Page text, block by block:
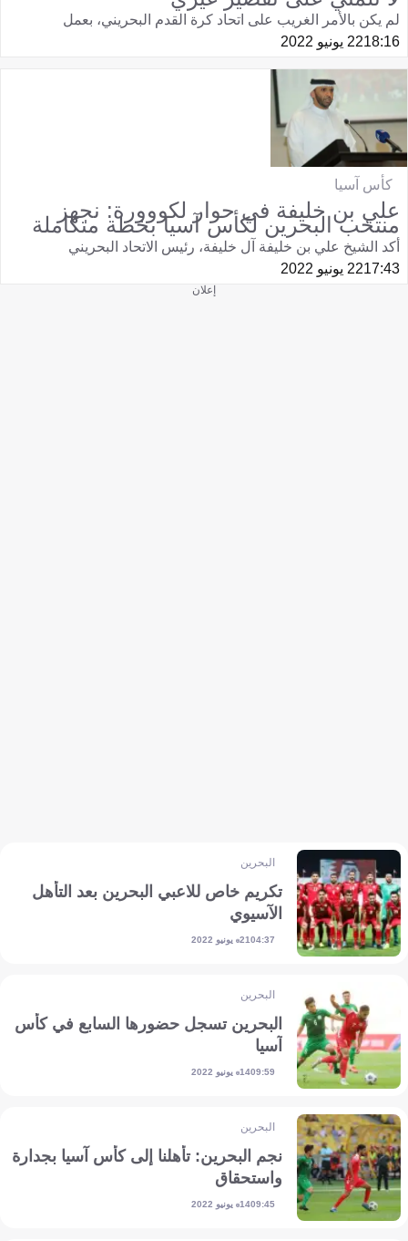
لم يكن بالأمر الغريب على اتحاد كرة القدم البحريني، بعمل
18:1622 يونيو 2022
كأس آسيا
علي بن خليفة في حوار لكووورة: نجهز
منتخب البحرين لكأس آسيا بخطة متكاملة
أكد الشيخ علي بن خليفة آل خليفة، رئيس الاتحاد البحريني
17:4322 يونيو 2022
إعلان
البحرين
تكريم خاص للاعبي البحرين بعد التأهل
الآسيوي
04:3721 يونيو 2022
البحرين
البحرين تسجل حضورها السابع في كأس
آسيا
09:5914 يونيو 2022
البحرين
نجم البحرين: تأهلنا إلى كأس آسيا بجدارة
واستحقاق
09:4514 يونيو 2022